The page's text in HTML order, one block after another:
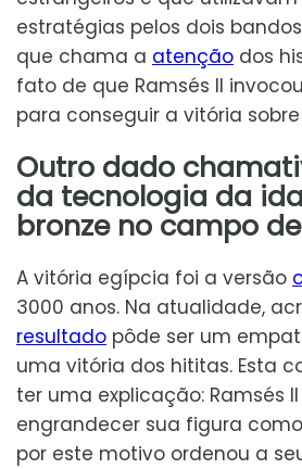
estratégias pelos dois
que chama a atenção dos
fato de que Ramsés II
para conseguir a vitória
Outro dado
da tecnologia da
bronze no campo
A vitória egípcia foi a versão
3000 anos. Na atualidade,
resultado pôde ser um
uma vitória dos hititas. Esta
ter uma explicação: Ramsés
engrandecer sua figura
por este motivo ordenou a